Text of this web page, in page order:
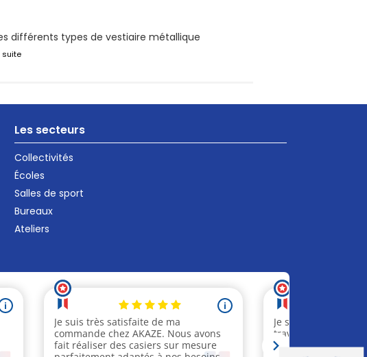
différents types de vestiaire métallique
suite
Les secteurs
Collectivités
Écoles
Salles de sport
Bureaux
Ateliers